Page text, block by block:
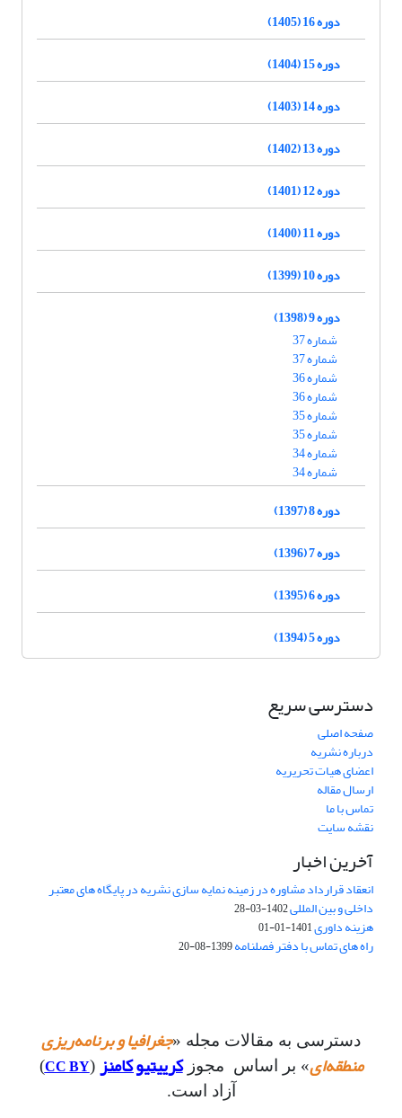
دوره 16 (1405)
دوره 15 (1404)
دوره 14 (1403)
دوره 13 (1402)
دوره 12 (1401)
دوره 11 (1400)
دوره 10 (1399)
دوره 9 (1398)
شماره 37
شماره 37
شماره 36
شماره 36
شماره 35
شماره 35
شماره 34
شماره 34
دوره 8 (1397)
دوره 7 (1396)
دوره 6 (1395)
دوره 5 (1394)
دسترسی سریع
صفحه اصلی
درباره نشریه
اعضای هیات تحریریه
ارسال مقاله
تماس با ما
نقشه سایت
آخرین اخبار
انعقاد قرارداد مشاوره در زمینه نمایه سازی نشریه در پایگاه های معتبر
داخلی و بین المللی1402-03-28
هزینه داوری1401-01-01
راه های تماس با دفتر فصلنامه1399-08-20
دسترسی به مقالات مجله «جغرافیا و برنامه‌ریزی
منطقه‌ای» بر اساس مجوزکرییتیو کامنز (
CC BY
)
آزاد است.